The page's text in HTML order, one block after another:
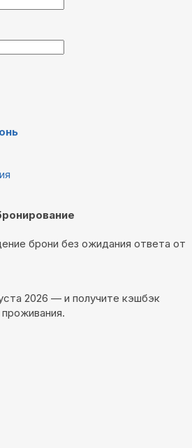
брони без ожидания ответа от
2026 — и получите кэшбэк